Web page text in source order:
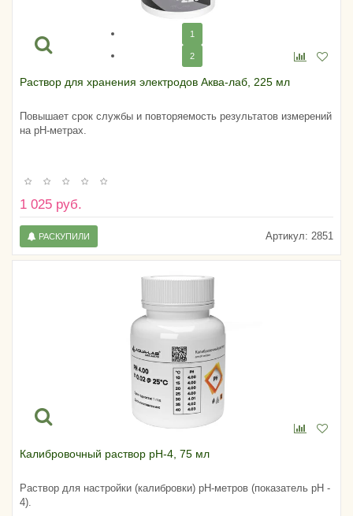
1
2
Раствор для хранения электродов Аква-лаб, 225 мл
Повышает срок службы и повторяемость результатов измерений
на pH-метрах.
1 025 руб.
Артикул: 2851
РАСКУПИЛИ
Калибровочный раствор pH-4, 75 мл
Раствор для настройки (калибровки) pH-метров (показатель pH -
4).